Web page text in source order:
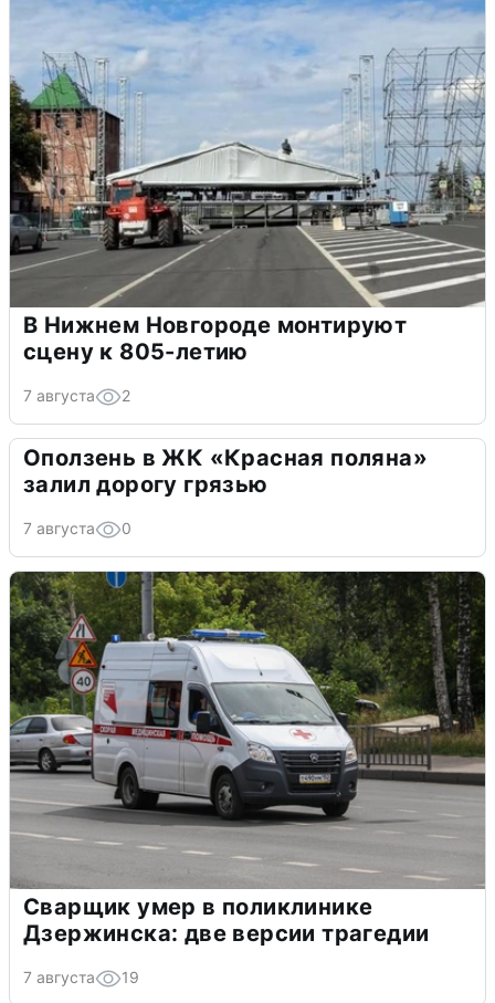
В Нижнем Новгороде монтируют
сцену к 805-летию
7 августа 2
Оползень в ЖК «Красная поляна»
залил дорогу грязью
7 августа 0
Сварщик умер в поликлинике
Дзержинска: две версии трагедии
7 августа 19